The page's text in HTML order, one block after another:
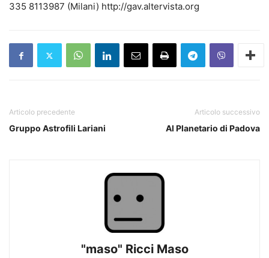
335 8113987 (Milani) http://gav.altervista.org
Articolo precedente
Gruppo Astrofili Lariani
Articolo successivo
Al Planetario di Padova
"maso" Ricci Maso